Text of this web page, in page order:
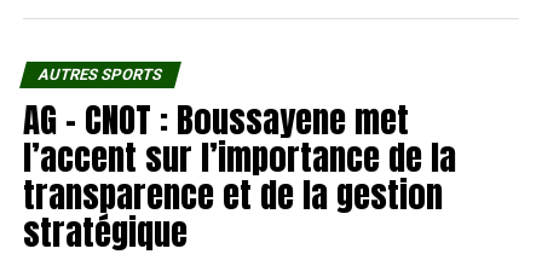
AUTRES SPORTS
AG – CNOT : Boussayene met
l’accent sur l’importance de la
transparence et de la gestion
stratégique